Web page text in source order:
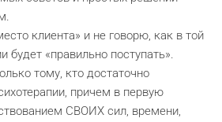
клиента» и не говорю, как в той
будет «правильно поступать».
тому, кто достаточно
причем в первую
СВОИХ сил, времени,